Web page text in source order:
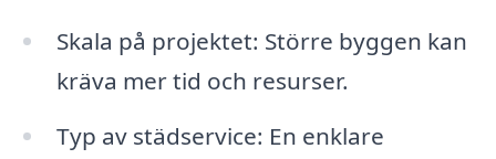
Skala på projektet: Större byggen kan
kräva mer tid och resurser.
Typ av städservice: En enklare